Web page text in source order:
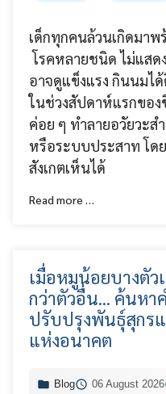
เด็กทุกคนล้วนเกิดมา
โรคหลายชนิด ไม่แสด
อาจดูแข็งแรง กินนมไ
ในช่วงสัปดาห์แรกของ
ค่อย ๆ ทำลายอวัยวะส
หรือระบบประสาท โด
สังเกตเห็นได้
Read more …
เมื่อหมูน้อยบางตั
กว่าตัวอื่น... ค้นหา
ปรับปรุงพันธุ์สุกร
แห่งอนาคต
Blog 06 August 2026